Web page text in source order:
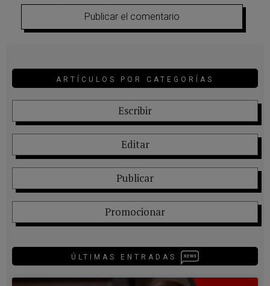
ARTÍCULOS POR CATEGORÍAS
Escribir
Editar
Publicar
Promocionar
ÚLTIMAS ENTRADAS